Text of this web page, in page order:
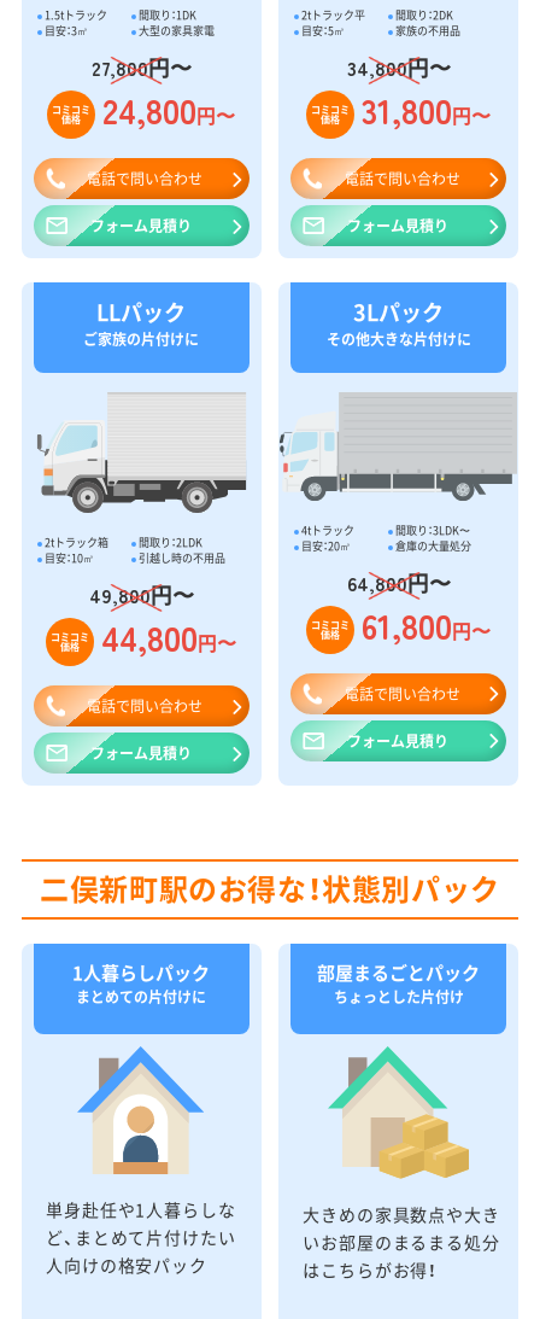
1.5tトラック
間取り：1DK
目安：3㎥
大型の家具家電
27,800円〜
コミコミ
価格 24,800円〜
電話で問い合わせ
フォーム見積り
2tトラック平
間取り：2DK
目安：5㎥
家族の不用品
34,800円〜
コミコミ
価格 31,800円〜
電話で問い合わせ
フォーム見積り
LLパック
ご家族の片付けに
2tトラック箱
間取り：2LDK
目安：10㎥
引越し時の不用品
49,800円〜
コミコミ
価格 44,800円〜
電話で問い合わせ
フォーム見積り
3Lパック
その他大きな片付けに
4tトラック
間取り：3LDK〜
目安：20㎥
倉庫の大量処分
64,800円〜
コミコミ
価格 61,800円〜
電話で問い合わせ
フォーム見積り
二俣新町駅のお得な！状態別パック
1人暮らしパック
まとめての片付けに
単身赴任や1人暮らしな
ど、まとめて片付けたい
人向けの格安パック
部屋まるごとパック
ちょっとした片付け
大きめの家具数点や大き
いお部屋のまるまる処分
はこちらがお得！